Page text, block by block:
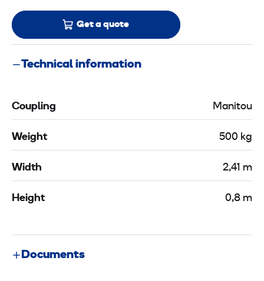
Get a quote
Technical information
Coupling Manitou
Weight 500 kg
Width 2,41 m
Height 0,8 m
Documents